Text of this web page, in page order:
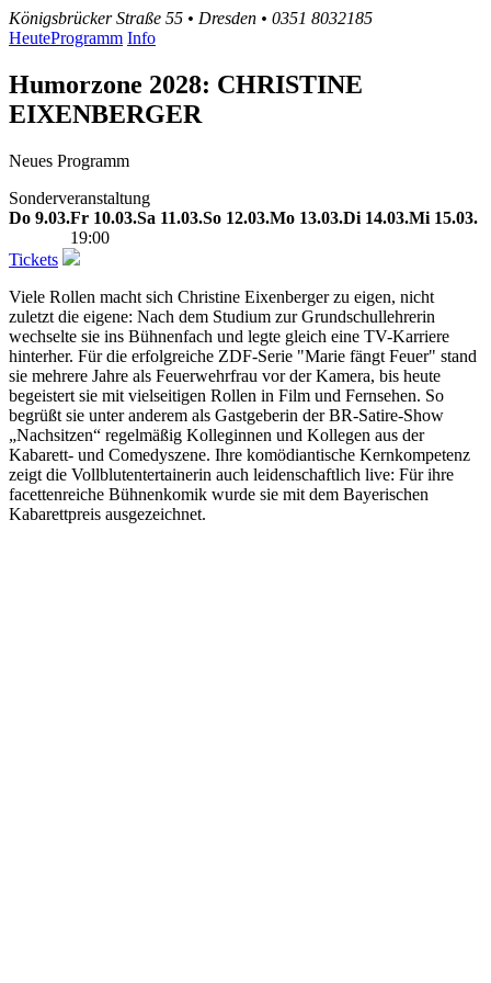
Königsbrücker Straße 55 • Dresden • 0351 8032185
HeuteProgramm Info
Humorzone 2028: CHRISTINE
EIXENBERGER
Neues Programm
Sonderveranstaltung
Do 9.03.Fr 10.03.Sa 11.03.So 12.03.Mo 13.03.Di 14.03.Mi 15.03.
19:00
Tickets
Viele Rollen macht sich Christine Eixenberger zu eigen, nicht
zuletzt die eigene: Nach dem Studium zur Grundschullehrerin
wechselte sie ins Bühnenfach und legte gleich eine TV-Karriere
hinterher. Für die erfolgreiche ZDF-Serie "Marie fängt Feuer" stand
sie mehrere Jahre als Feuerwehrfrau vor der Kamera, bis heute
begeistert sie mit vielseitigen Rollen in Film und Fernsehen. So
begrüßt sie unter anderem als Gastgeberin der BR-Satire-Show
„Nachsitzen“ regelmäßig Kolleginnen und Kollegen aus der
Kabarett- und Comedyszene. Ihre komödiantische Kernkompetenz
zeigt die Vollblutentertainerin auch leidenschaftlich live: Für ihre
facettenreiche Bühnenkomik wurde sie mit dem Bayerischen
Kabarettpreis ausgezeichnet.